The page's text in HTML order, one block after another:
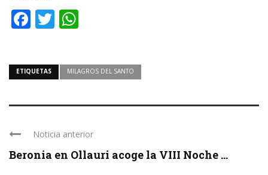
Facebook
Twitter
ETIQUETAS MILAGROS DEL SANTO
Noticia anterior
Beronia en Ollauri acoge la VIII Noche ...